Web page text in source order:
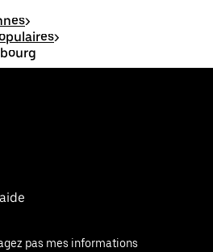
>
>
pas mes informations